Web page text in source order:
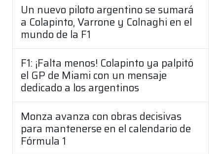
Un nuevo piloto argentino se sumará
a Colapinto, Varrone y Colnaghi en el
mundo de la F1
F1: ¡Falta menos! Colapinto ya palpitó
el GP de Miami con un mensaje
dedicado a los argentinos
Monza avanza con obras decisivas
para mantenerse en el calendario de
Fórmula 1